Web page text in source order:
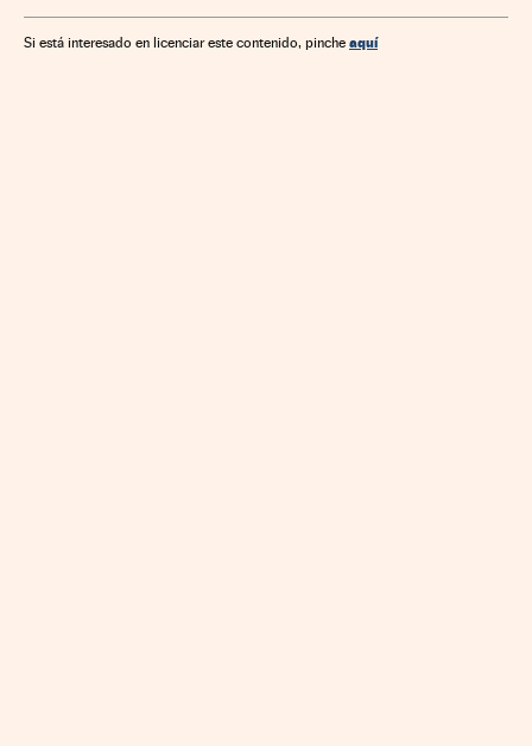
Carnet puntos Multas tráfico DGT
Si está interesado en licenciar este contenido, pinche aquí